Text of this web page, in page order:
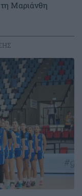
Μαριάνθη